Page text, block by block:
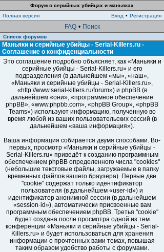
Форум о серийных убийцах и маньяках
Полная версия
Вход • Регистрация
FAQ • Поиск
Список форумов
Маньяки и серийные убийцы - Serial-Killers.ru -
Соглашение о конфиденциальности
Это соглашение подробно объясняет, как «Маньяки и
серийные убийцы - Serial-Killers.ru» и его
подразделения (в дальнейшем «мы», «наш»,
«Маньяки и серийные убийцы - Serial-Killers.ru»,
«http://www.serial-killers.ru/forum») и phpBB (в
дальнейшем «они», «программное обеспечение
phpBB», «www.phpbb.com», «phpBB Group», «phpBB
Teams») используют информацию, полученную во
время любой из ваших пользовательских сессий (в
дальнейшем «ваша информация»).
Ваша информация собирается двумя способами. Во-
первых, просмотр «Маньяки и серийные убийцы -
Serial-Killers.ru» приведёт к созданию программным
обеспечением phpBB определенного числа "cookies"
(небольшие текстовые файлы, загружаемые в папку
временных файлов вашего браузера). Первые две
"cookie" содержат только идентификатор
пользователя (в дальнейшем «user-id») и
идентификатор анонимной сессии (в дальнейшем
«session-id»), автоматически присвоенные вам
программным обеспечением phpBB. Третья "cookie"
будет создана после просмотра одной из тем
конференции «Маньяки и серийные убийцы - Serial-
Killers.ru» и будет использоваться для хранения
информации о прочтенных вами темах, повышая
таким образом удобство работы с форумами.